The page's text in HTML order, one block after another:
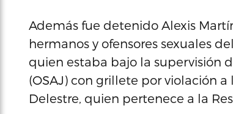
Además fue detenido Alexis
hermanos y ofensores sexuales
quien estaba bajo la supervisión
(OSAJ) con grillete por violación a
Delestre, quien pertenece a la